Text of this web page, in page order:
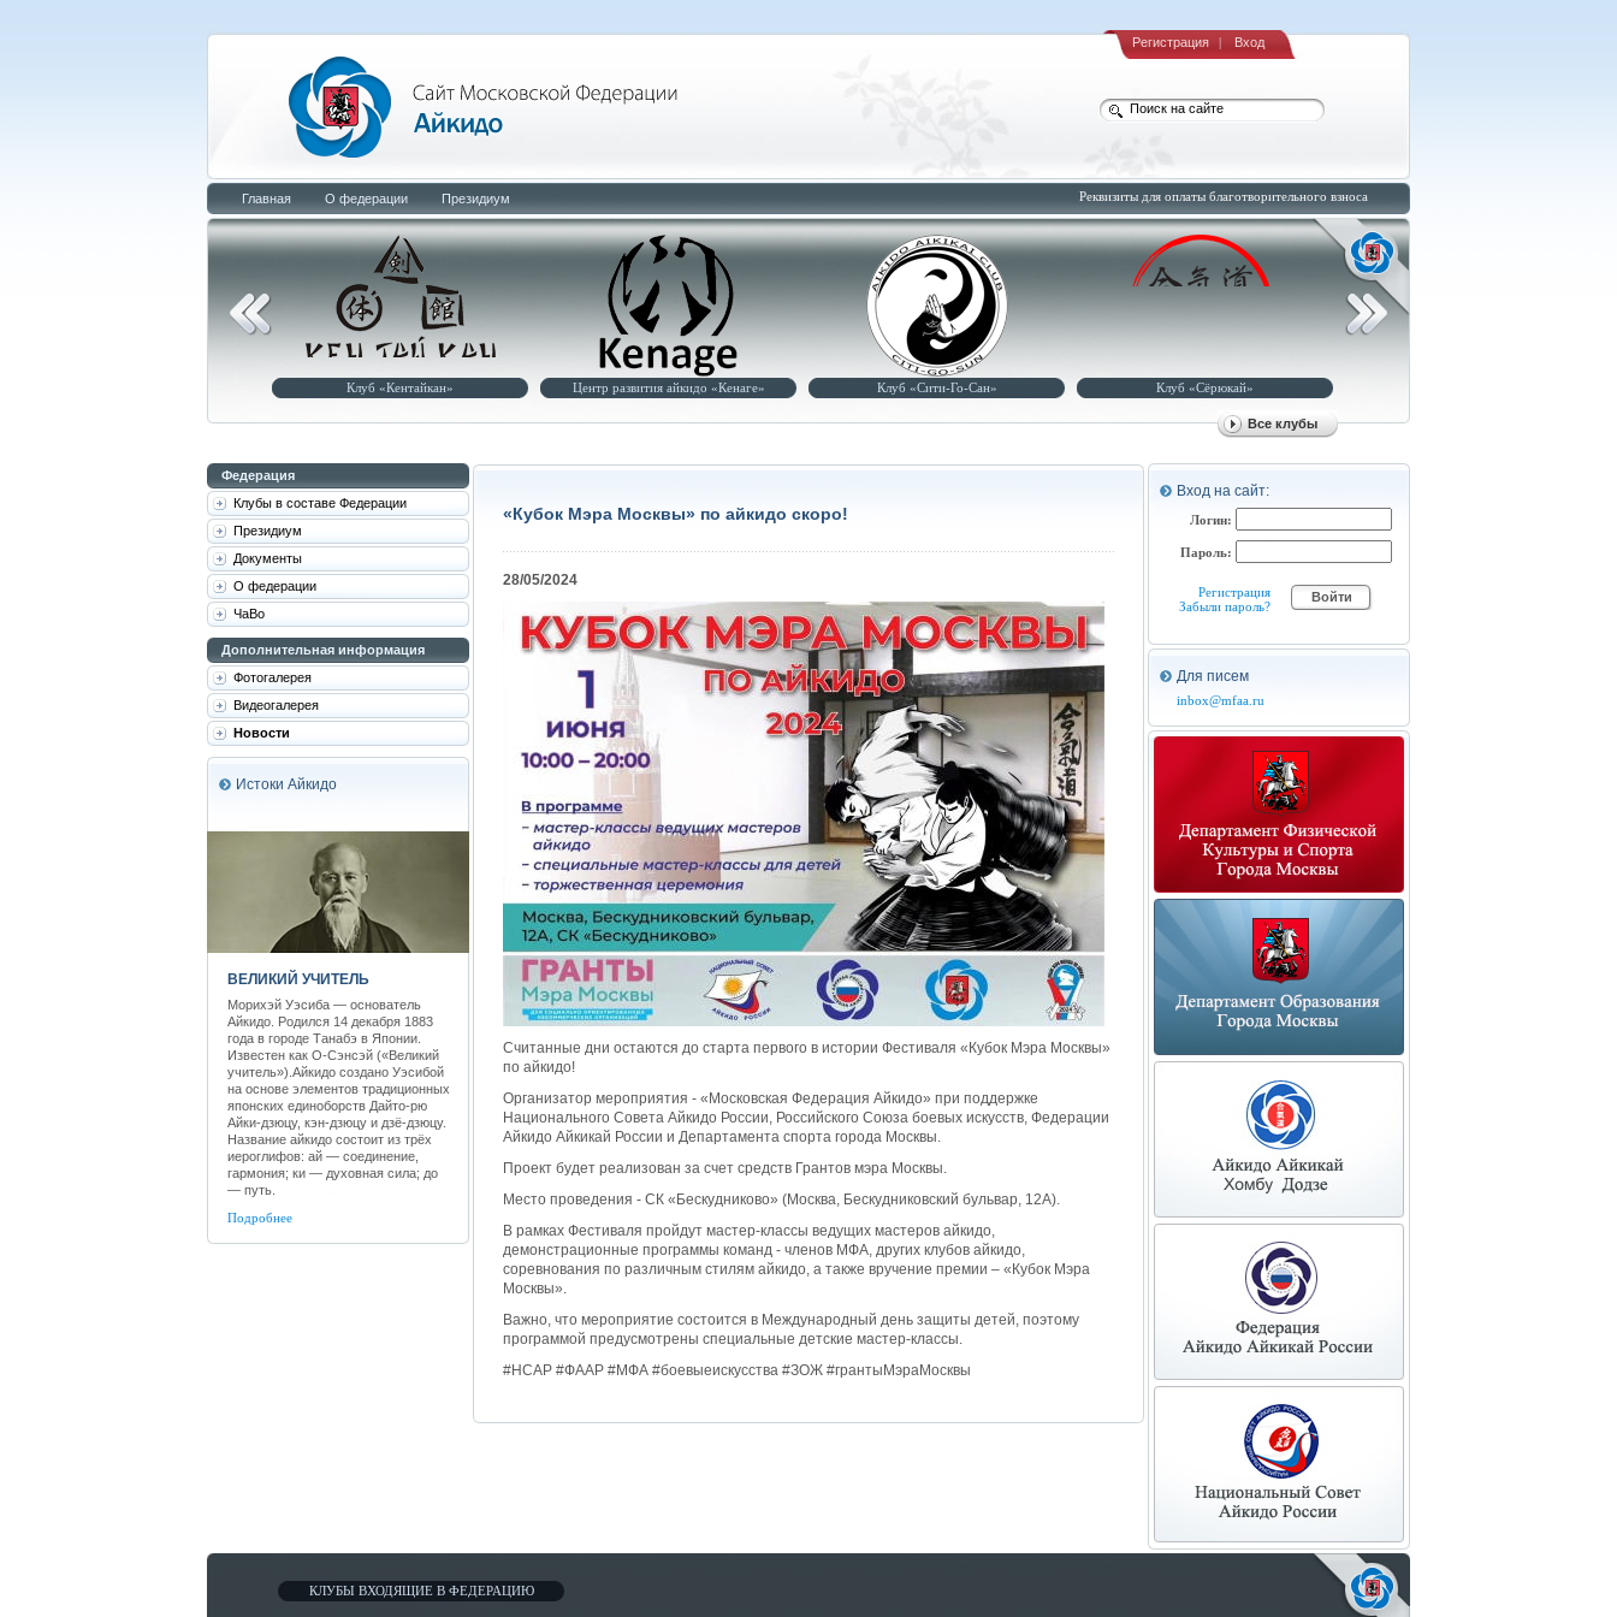
Регистрация | Вход
Главная О федерации Президиум Реквизиты для оплаты благотворительного взноса
Клуб «Кентайкан» Центр развития айкидо «Кенаге» Клуб «Сити-Го-Сан» Клуб «Сёрюкай»
Все клубы
Федерация
Клубы в составе Федерации
Президиум
Документы
О федерации
ЧаВо
Дополнительная информация
Фотогалерея
Видеогалерея
Новости
Истоки Айкидо
ВЕЛИКИЙ УЧИТЕЛЬ
Морихэй Уэсиба — основатель
Айкидо. Родился 14 декабря 1883
года в городе Танабэ в Японии.
Известен как О-Сэнсэй («Великий
учитель»).Айкидо создано Уэсибой
на основе элементов традиционных
японских единоборств Дайто-рю
Айки-дзюцу, кэн-дзюцу и дзё-дзюцу.
Название айкидо состоит из трёх
иероглифов: ай — соединение,
гармония; ки — духовная сила; до
— путь.
Подробнее
«Кубок Мэра Москвы» по айкидо скоро!
28/05/2024
Считанные дни остаются до старта первого в истории Фестиваля «Кубок Мэра Москвы»
по айкидо!
Организатор мероприятия - «Московская Федерация Айкидо» при поддержке
Национального Совета Айкидо России, Российского Союза боевых искусств, Федерации
Айкидо Айкикай России и Департамента спорта города Москвы.
Проект будет реализован за счет средств Грантов мэра Москвы.
Место проведения - СК «Бескудниково» (Москва, Бескудниковский бульвар, 12А).
В рамках Фестиваля пройдут мастер-классы ведущих мастеров айкидо,
демонстрационные программы команд - членов МФА, других клубов айкидо,
соревнования по различным стилям айкидо, а также вручение премии – «Кубок Мэра
Москвы».
Важно, что мероприятие состоится в Международный день защиты детей, поэтому
программой предусмотрены специальные детские мастер-классы.
#НСАР #ФААР #МФА #боевыеискусства #ЗОЖ #грантыМэраМосквы
Вход на сайт:
Логин:
Пароль:
Регистрация
Забыли пароль?
Для писем
inbox@mfaa.ru
КЛУБЫ ВХОДЯЩИЕ В ФЕДЕРАЦИЮ